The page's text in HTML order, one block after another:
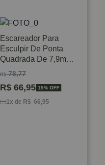
Escareador Para
Esculpir De Ponta
Quadrada De 7,9mm
Dremel
R$78,77
R$ 66,95 15% OFF
1x de R$ 66,95